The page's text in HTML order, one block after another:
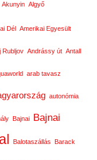
Akunyin Algyő
Dél Amerikai Egyesült
Rubljov Andrássy út Antall
arab tavasz
autonómia
Bajnai Bajnai
Balotaszállás Barack